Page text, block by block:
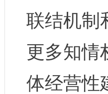
联结机制
更多知情
体经营性